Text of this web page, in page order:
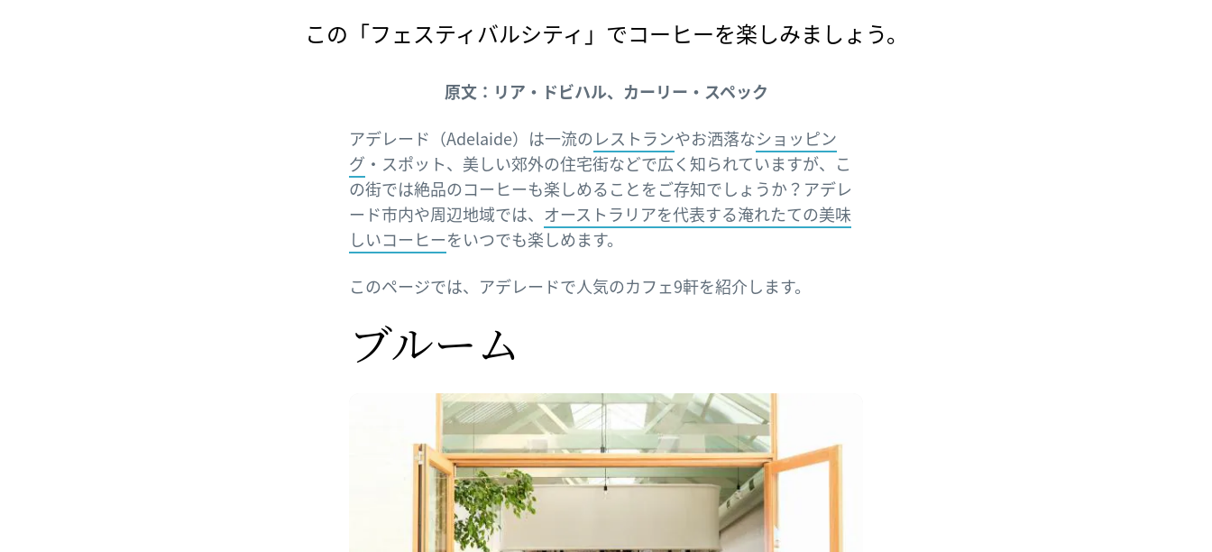
この「フェスティバルシティ」でコーヒーを楽しみましょう。
原文：リア・ドビハル、カーリー・スペック
アデレード（Adelaide）は一流のレストランやお洒落なショッピン
グ ・スポット、美しい郊外の住宅街などで広く知られていますが、こ
の街では絶品のコーヒーも楽しめることをご存知でしょうか？アデレ
ード市内や周辺地域では、 オーストラリアを代表する淹れたての美味
しいコーヒーをいつでも楽しめます。
このページでは、アデレードで人気のカフェ9軒を紹介します。
ブルーム